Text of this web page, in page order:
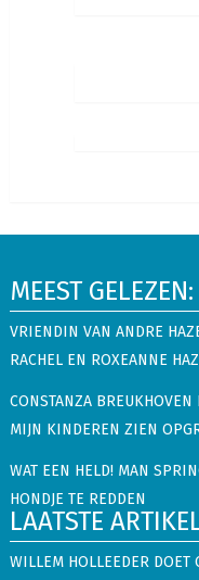
MEEST GELEZEN:
VRIENDIN VAN ANDRE
RACHEL EN ROXEANNE
CONSTANZA
MIJN KINDEREN ZIEN
WAT EEN HELD! MAN
HONDJE TE REDDEN
LAATSTE
WILLEM HOLLEEDER DOET